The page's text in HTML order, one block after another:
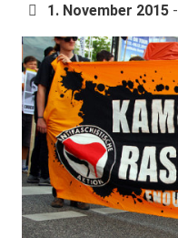
1. November 2015